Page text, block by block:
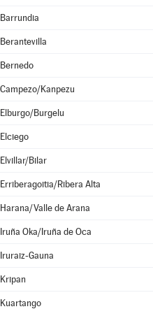
Barrundia
Berantevilla
Bernedo
Campezo/Kanpezu
Elburgo/Burgelu
Elciego
Elvillar/Bilar
Erriberagoitia/Ribera Alta
Harana/Valle de Arana
Iruña Oka/Iruña de Oca
Iruraiz-Gauna
Kripan
Kuartango